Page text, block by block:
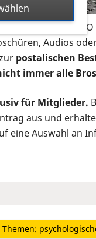
der
Audios
postalischen
immer alle
für Mitglieder.
aus und
eine Auswahl an
Themen: